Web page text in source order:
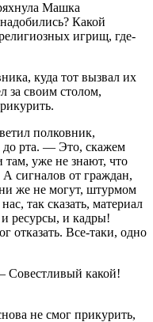
Машка
Какой
игрищ, где-
куда тот вызвал их
за своим столом,
курить.
полковник,
до рта. — Это, скажем
уже не знают, что
А сигналов от граждан,
же не могут, штурмом
так сказать, материал
ресурсы, и кадры!
отказать. Все-таки, одно
какой!
не смог прикурить,